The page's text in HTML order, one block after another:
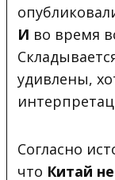
И во время
удивлены,
Согласно
что Китай